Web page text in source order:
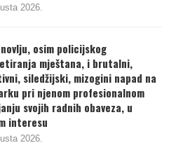
2026.
osim policijskog
mještana, i brutalni,
siledžijski, mizogini napad na
pri njenom profesionalnom
svojih radnih obaveza, u
interesu
2026.